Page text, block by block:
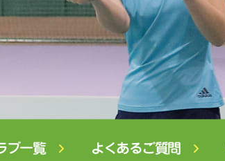
ブ一覧 よくあるご質問